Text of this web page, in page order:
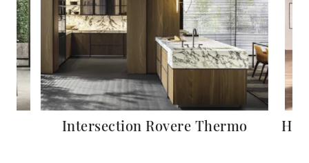
Intersection Rovere Thermo